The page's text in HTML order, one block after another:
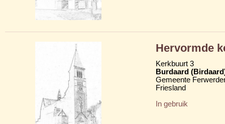
Hervormde
Kerkbuurt 3
Burdaard
Gemeente
Friesland
In gebruik